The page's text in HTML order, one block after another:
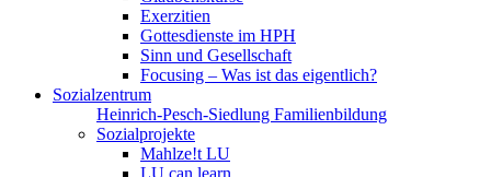
Exerzitien
Gottesdienste im HPH
Sinn und Gesellschaft
Focusing – Was ist das eigentlich?
Sozialzentrum
Heinrich-Pesch-Siedlung Familienbildung
Sozialprojekte
Mahlze!t LU
LU can learn